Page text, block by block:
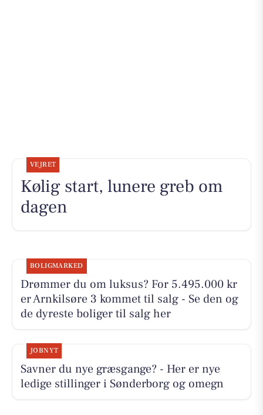
VEJRET
Kølig start, lunere greb om
dagen
BOLIGMARKED
Drømmer du om luksus? For 5.495.000 kr
er Arnkilsøre 3 kommet til salg - Se den og
de dyreste boliger til salg her
JOBNYT
Savner du nye græsgange? - Her er nye
ledige stillinger i Sønderborg og omegn